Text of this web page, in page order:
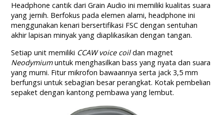
Headphone cantik dari Grain Audio ini memiliki kualitas suara
yang jernih. Berfokus pada elemen alami, headphone ini
menggunakan kenari bersertifikasi FSC dengan sentuhan
akhir lapisan minyak yang diaplikasikan dengan tangan.
Setiap unit memiliki CCAW voice coildan magnet
Neodymiumuntuk menghasilkan bass yang nyata dan suara
yang murni. Fitur mikrofon bawaannya serta jack 3,5 mm
berfungsi untuk sebagian besar perangkat. Kotak pembelian
sepaket dengan kantong pembawa yang lembut.